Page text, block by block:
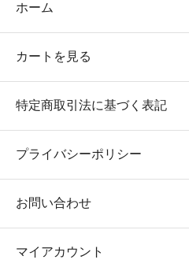
ホーム
カートを見る
特定商取引法に基づく表記
プライバシーポリシー
お問い合わせ
マイアカウント